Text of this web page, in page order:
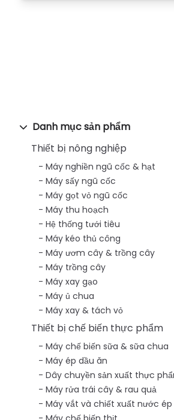
Danh mục sản phẩm
Thiết bị nông nghiệp
Máy nghiền ngũ cốc & hạt
Máy sấy ngũ cốc
Máy gọt vỏ ngũ cốc
Máy thu hoạch
Hệ thống tưới tiêu
Máy kéo thủ công
Máy ươm cây & trồng cây
Máy trồng cây
Máy xay gạo
Máy ủ chua
Máy xay & tách vỏ
Thiết bị chế biến thực phẩm
Máy chế biến sữa & sữa chua
Máy ép dầu ăn
Dây chuyền sản xuất thực
Máy rửa trái cây & rau quả
Máy vắt và chiết xuất nước ép